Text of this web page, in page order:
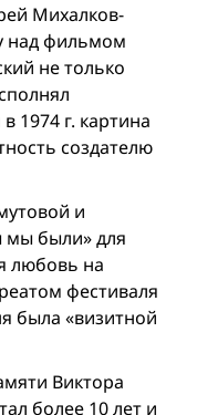
Михалков-
над фильмом
не только
1974 г. картина
создателю
и
мы были» для
любовь на
фестиваля
была «визитной
Виктора
более 10 лет и